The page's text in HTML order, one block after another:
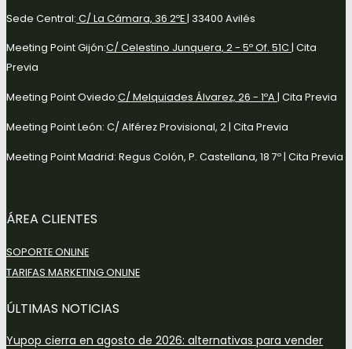
Sede Central: C/ La Cámara, 36 2ºE | 33400 Avilés
Meeting Point Gijón:C/ Celestino Junquera, 2 - 5º Of. 51C | Cita
Previa
Meeting Point Oviedo:C/ Melquiades Álvarez, 26 - 1ºA | Cita Previa
Meeting Point León: C/ Alférez Provisional, 2 | Cita Previa
Meeting Point Madrid: Regus Colón, P. Castellana, 18 7º | Cita Previa
ÁREA CLIENTES
SOPORTE ONLINE
TARIFAS MARKETING ONLINE
ÚLTIMAS NOTICIAS
Yupop cierra en agosto de 2026: alternativas para vender